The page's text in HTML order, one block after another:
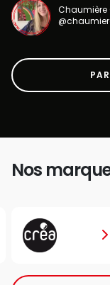
Chaumière
Nos